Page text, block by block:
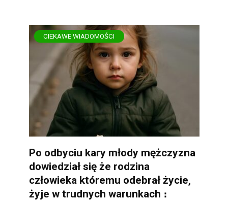
CIEKAWE WIADOMOŚCI
Po odbyciu kary młody mężczyzna
dowiedział się że rodzina
człowieka któremu odebrał życie,
żyje w trudnych warunkach ։